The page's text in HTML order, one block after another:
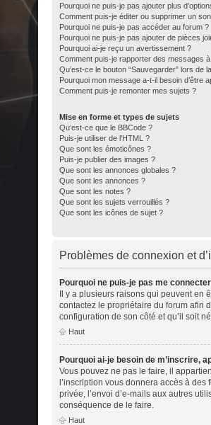
Pourquoi ne puis-je pas ajouter plus
Comment puis-je éditer ou supprimer un
Pourquoi ne puis-je pas accéder au forum ?
Pourquoi ne puis-je pas ajouter de pièces
Pourquoi ai-je reçu un avertissement ?
Comment puis-je rapporter des messages
Qu’est-ce le bouton “Sauvegarder” lors de
Pourquoi mon message a-t-il besoin d’être
Comment puis-je remonter mes sujets ?
Mise en forme et types de sujets
Qu’est-ce que le BBCode ?
Puis-je utiliser de l’HTML ?
Que sont les émoticônes ?
Puis-je publier des images ?
Que sont les annonces globales ?
Que sont les annonces ?
Que sont les notes ?
Que sont les sujets verrouillés ?
Que sont les icônes de sujet ?
Problèmes de connexion et
Pourquoi ne puis-je pas me
Il y a plusieurs raisons qui peuvent en
contactez le propriétaire du forum afin
configuration de son côté et qu’il soit
Haut
Pourquoi ai-je besoin de m’inscrire,
Vous pouvez ne pas le faire, il
l’inscription vous donnera accès à
privée, l’envoi d’e-mails aux autres
conséquence de le faire.
Haut